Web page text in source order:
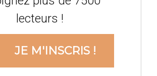
lecteurs !
JE M'INSCRIS !